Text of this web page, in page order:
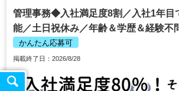
管理事務◆入社満足度8割／入社1年目
能／土日祝休み／年齢＆学歴＆経験
かんたん応募可
掲載終了日：2026/8/28